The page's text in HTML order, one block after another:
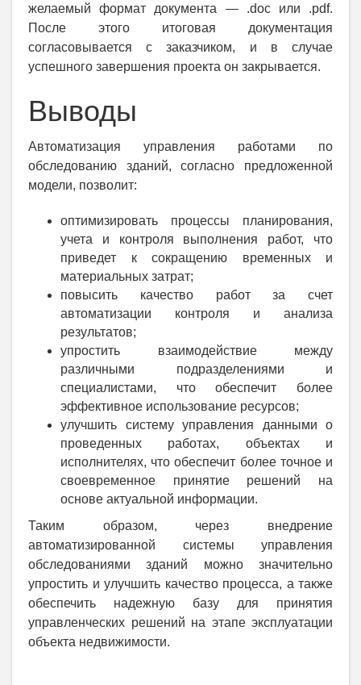
желаемый формат документа — .doc или .pdf.
После этого итоговая документация
согласовывается с заказчиком, и в случае
успешного завершения проекта он закрывается.
Выводы
Автоматизация управления работами по
обследованию зданий, согласно предложенной
модели, позволит:
оптимизировать процессы планирования,
учета и контроля выполнения работ, что
приведет к сокращению временных и
материальных затрат;
повысить качество работ за счет
автоматизации контроля и анализа
результатов;
упростить взаимодействие между
различными подразделениями и
специалистами, что обеспечит более
эффективное использование ресурсов;
улучшить систему управления данными о
проведенных работах, объектах и
исполнителях, что обеспечит более точное и
своевременное принятие решений на
основе актуальной информации.
Таким образом, через внедрение
автоматизированной системы управления
обследованиями зданий можно значительно
упростить и улучшить качество процесса, а также
обеспечить надежную базу для принятия
управленческих решений на этапе эксплуатации
объекта недвижимости.